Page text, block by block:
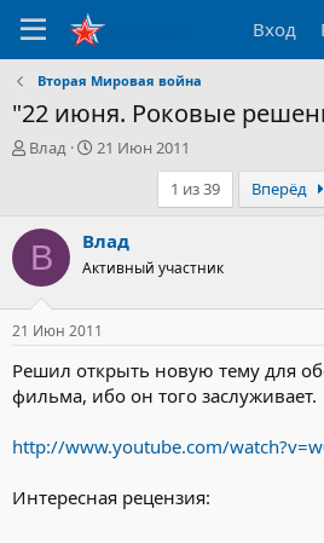
Вход
Вторая Мировая война
"22 июня. Роковые
А
р
е
м
ы
Влад
Д
н
а
ч
л
а
21 Июн 2011
1 из 39
Вперёд
В Влад
Активный участник
21 Июн 2011
Решил открыть новую тему для
фильма, ибо он того заслуживает.
http://www.youtube.com/
Интересная рецензия: